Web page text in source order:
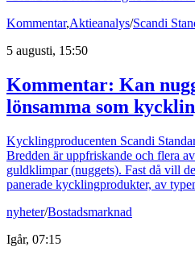
Kommentar,Aktieanalys/Scandi
5 augusti, 15:50
Kommentar: Kan
lönsamma som
Kycklingproducenten Scandi
Bredden är uppfriskande och flera
guldklimpar (nuggets). Fast då vill
panerade kycklingprodukter, av
nyheter/Bostadsmarknad
Igår, 07:15